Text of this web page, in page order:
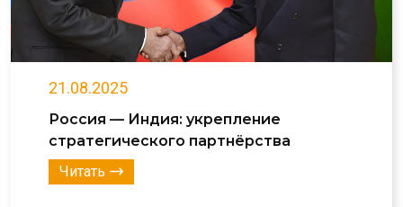
21.08.2025
Россия — Индия: укрепление
стратегического партнёрства
Читать